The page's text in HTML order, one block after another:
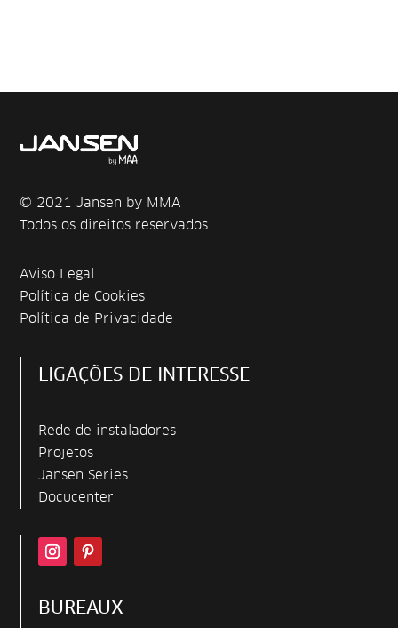
© 2021 Jansen by MMA
Todos os direitos reservados
Aviso Legal
Política de Cookies
Política de Privacidade
LIGAÇÕES DE INTERESSE
Rede de instaladores
Projetos
Jansen Series
Docucenter
BUREAUX